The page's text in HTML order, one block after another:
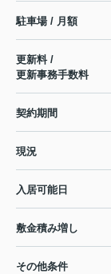
駐車場 / 月額
更新料 /
更新事務手数料
契約期間
現況
入居可能日
敷金積み増し
その他条件